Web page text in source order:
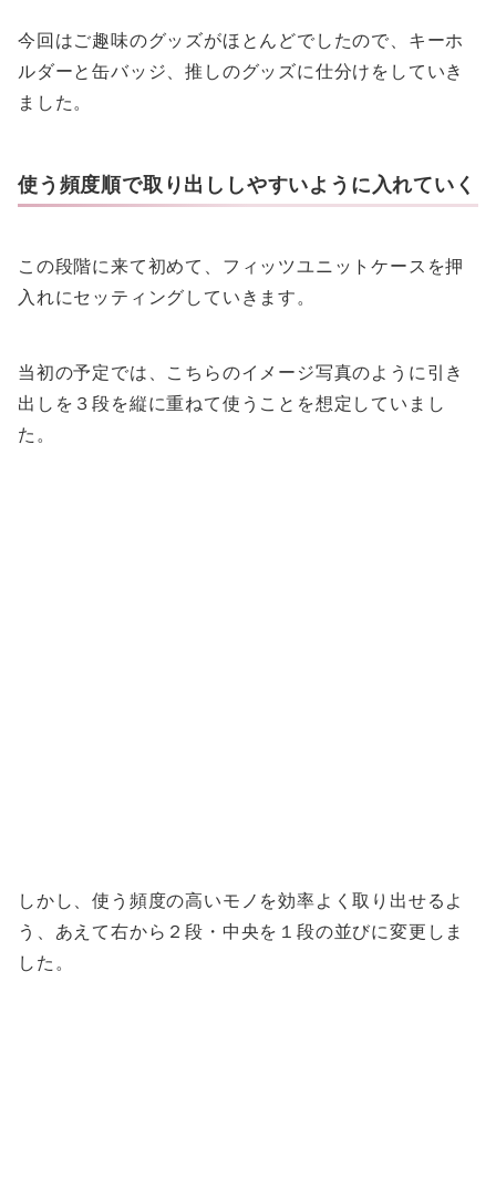
今回はご趣味のグッズがほとんどでしたので、キーホ
ルダーと缶バッジ、推しのグッズに仕分けをしていき
ました。
使う頻度順で取り出ししやすいように入れていく
この段階に来て初めて、フィッツユニットケースを押
入れにセッティングしていきます。
当初の予定では、こちらのイメージ写真のように引き
出しを３段を縦に重ねて使うことを想定していまし
た。
しかし、使う頻度の高いモノを効率よく取り出せるよ
う、あえて右から２段・中央を１段の並びに変更しま
した。